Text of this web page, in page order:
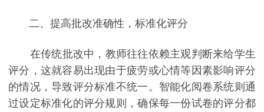
二、提高批改准确性，标准化评分
在传统批改中，教师往往依赖主观判断来给学生
评分，这就容易出现由于疲劳或心情等因素影响评分
的情况，导致评分标准不统一。智能化阅卷系统则通
过设定标准化的评分规则，确保每一份试卷的评分都